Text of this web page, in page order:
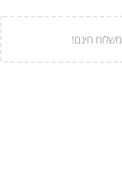
חינם!